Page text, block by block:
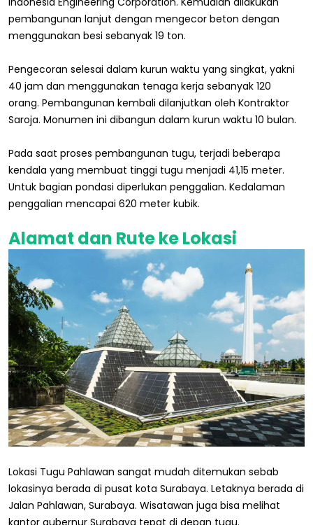
pembangunan lanjut dengan mengecor beton dengan
menggunakan besi sebanyak 19 ton.
Pengecoran selesai dalam kurun waktu yang singkat, yakni
40 jam dan menggunakan tenaga kerja sebanyak 120
orang. Pembangunan kembali dilanjutkan oleh Kontraktor
Saroja. Monumen ini dibangun dalam kurun waktu 10 bulan.
Pada saat proses pembangunan tugu, terjadi beberapa
kendala yang membuat tinggi tugu menjadi 41,15 meter.
Untuk bagian pondasi diperlukan penggalian. Kedalaman
penggalian mencapai 620 meter kubik.
Alamat dan Rute ke Lokasi
Lokasi Tugu Pahlawan sangat mudah ditemukan sebab
lokasinya berada di pusat kota Surabaya. Letaknya berada di
Jalan Pahlawan, Surabaya. Wisatawan juga bisa melihat